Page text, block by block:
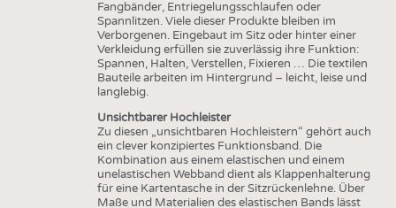
Fangbänder, Entriegelungsschlaufen oder
Spannlitzen. Viele dieser Produkte bleiben im
Verborgenen. Eingebaut im Sitz oder hinter einer
Verkleidung erfüllen sie zuverlässig ihre Funktion:
Spannen, Halten, Verstellen, Fixieren … Die textilen
Bauteile arbeiten im Hintergrund – leicht, leise und
langlebig.
Unsichtbarer Hochleister
Zu diesen „unsichtbaren Hochleistern“ gehört auch
ein clever konzipiertes Funktionsband. Die
Kombination aus einem elastischen und einem
unelastischen Webband dient als Klappenhalterung
für eine Kartentasche in der Sitzrückenlehne. Über
Maße und Materialien des elastischen Bands lässt